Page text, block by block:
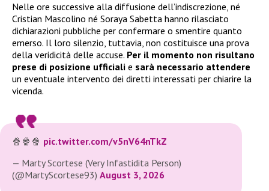
Nelle ore successive alla diffusione dell’indiscrezione, né
Cristian Mascolino né Soraya Sabetta hanno rilasciato
dichiarazioni pubbliche per confermare o smentire quanto
emerso. Il loro silenzio, tuttavia, non costituisce una prova
della veridicità delle accuse. Per il momento non risultano
prese di posizione ufficiali e sarà necessario attendere
un eventuale intervento dei diretti interessati per chiarire la
vicenda.
🍿🍿🍿 pic.twitter.com/v5nV64nTkZ
— Marty Scortese (Very Infastidita Person)
(@MartyScortese93) August 3, 2026